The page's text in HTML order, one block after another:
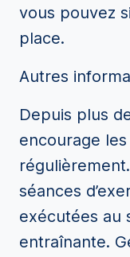
vous pouvez
place.
Autres
Depuis plus
encourage
séances
exécutées au
entraînante.